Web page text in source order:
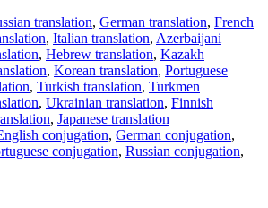
translation, German translation, French
, Italian translation, Azerbaijani
, Hebrew translation, Kazakh
, Korean translation, Portuguese
, Turkish translation, Turkmen
, Ukrainian translation, Finnish
, Japanese translation
conjugation, German conjugation,
conjugation, Russian conjugation,